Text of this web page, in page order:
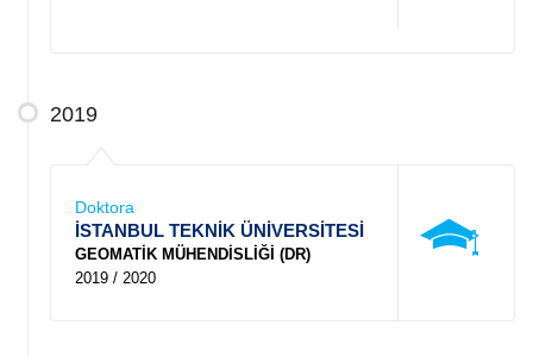
2019
Doktora
İSTANBUL TEKNİK ÜNİVERSİTESİ
GEOMATİK MÜHENDİSLİĞİ (DR)
2019 / 2020